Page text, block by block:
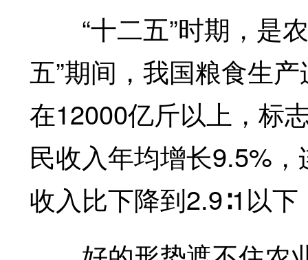
“十二五”时期，是农
五”期间，我国粮食生
在12000亿斤以上，标
民收入年均增长9.5%
收入比下降到2.9∶1以